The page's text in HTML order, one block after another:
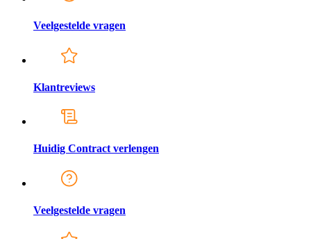
Veelgestelde vragen
Klantreviews
Huidig Contract verlengen
Veelgestelde vragen